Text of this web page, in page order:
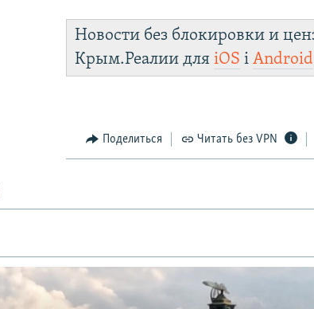
Новости без блокировки и
Крым.Реалии дляiOS іAndroid
Поделиться Читать без VPN